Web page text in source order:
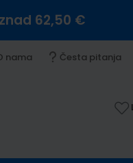
62,50 €
nama Česta pitanja